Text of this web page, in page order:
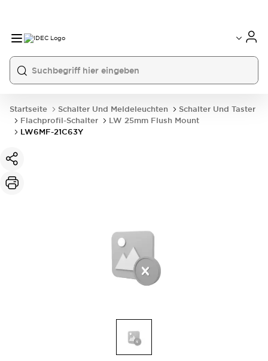
Startseite Schalter Und Meldeleuchten
Schalter Und Taster
Flachprofil-Schalter
LW 25mm Flush Mount
LW6MF-21C63Y